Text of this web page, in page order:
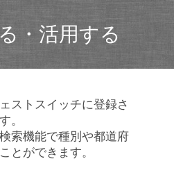
・活用する
ストスイッチに登録さ
。
索機能で種別や都道府
とができます。